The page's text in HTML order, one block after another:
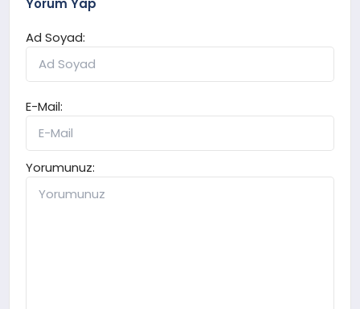
Yorum Yap
Ad Soyad:
E-Mail:
Yorumunuz: